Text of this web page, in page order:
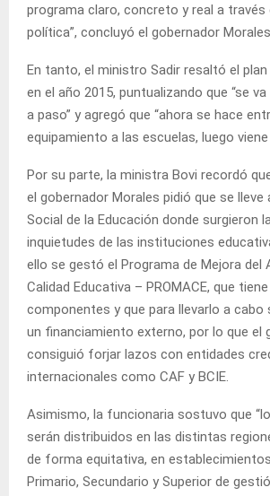
programa claro, concreto y real a través
política”, concluyó el gobernador Morales.
En tanto, el ministro Sadir resaltó el
en el año 2015, puntualizando que “se
a paso” y agregó que “ahora se hace
equipamiento a las escuelas, luego viene
Por su parte, la ministra Bovi recordó
el gobernador Morales pidió que se lleve
Social de la Educación donde surgieron
inquietudes de las instituciones
ello se gestó el Programa de Mejora del
Calidad Educativa – PROMACE, que
componentes y que para llevarlo a cabo
un financiamiento externo, por lo que el
consiguió forjar lazos con entidades
internacionales como CAF y BCIE.
Asimismo, la funcionaria sostuvo que
serán distribuidos en las distintas
de forma equitativa, en
Primario, Secundario y Superior de